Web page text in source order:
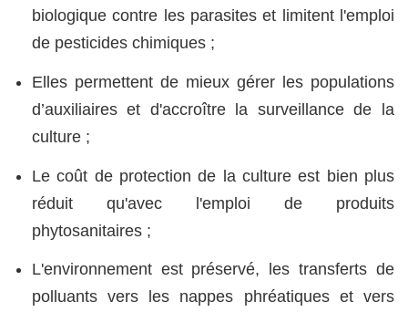
biologique contre les parasites et limitent l'emploi
de pesticides chimiques ;
Elles permettent de mieux gérer les populations
d’auxiliaires et d'accroître la surveillance de la
culture ;
Le coût de protection de la culture est bien plus
réduit qu'avec l'emploi de produits
phytosanitaires ;
L'environnement est préservé, les transferts de
polluants vers les nappes phréatiques et vers